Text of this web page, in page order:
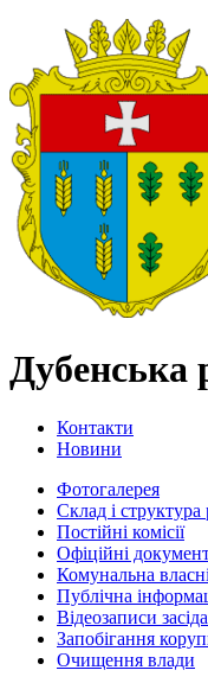
Дубенська
Контакти
Новини
Фотогалерея
Склад і структура
Постійні комісії
Офіційні
Комунальна
Публічна
Відеозаписи
Запобігання
Очищення влади